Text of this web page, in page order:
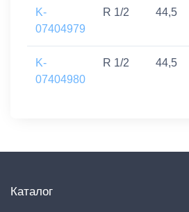
K-
07404979
R 1/2 44,5
K-
07404980
R 1/2 44,5
Каталог